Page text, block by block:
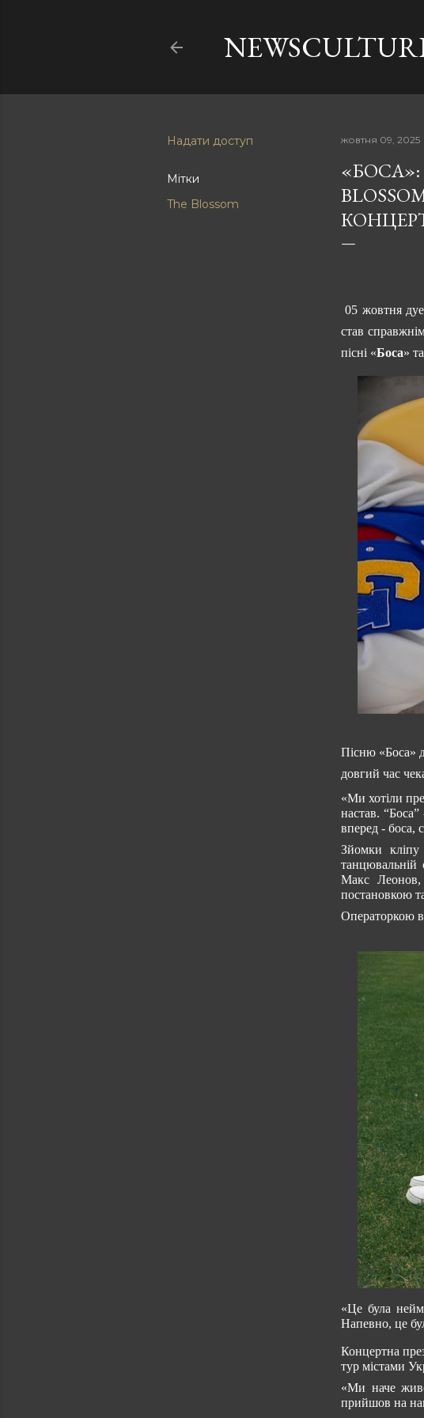
Надати доступ
Мітки
The Blossom
жовтня 09, 2025
«БОСА»:
05 жовтня
став
пісні «Боса»
Пісню «Боса»
довгий час
«Ми хотіли
настав.
вперед - боса,
Зйомки
танцювальній
Макс Леонов,
постановкою
Операторкою
«Це була
Напевно, це
Концертна
тур містами
«Ми наче
прийшов на